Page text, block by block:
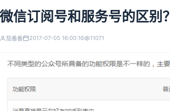
微信订阅号和服务号的区别？
茄番番 2017-07-05 16:00:16 11071